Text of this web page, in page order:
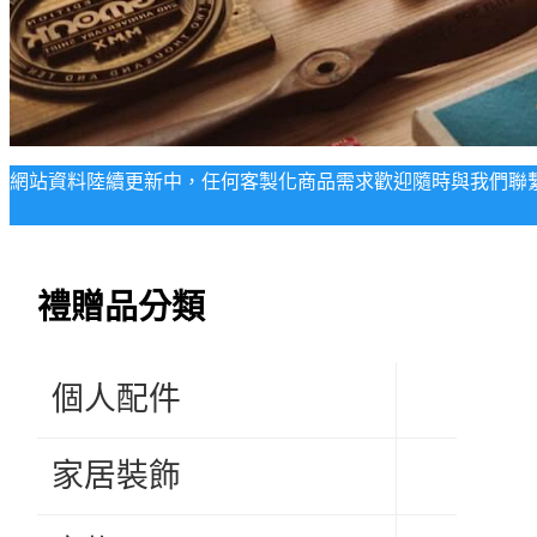
網站資料陸續更新中，任何客製化商品需求歡迎隨時與我們聯
禮贈品分類
個人配件
家居裝飾